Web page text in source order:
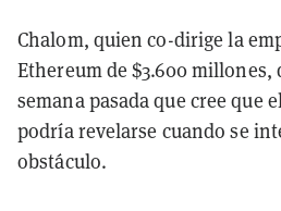
Chalom, quien co-dirige la
Ethereum de $3.600 millones,
semana pasada que cree que
podría revelarse cuando se
obstáculo.